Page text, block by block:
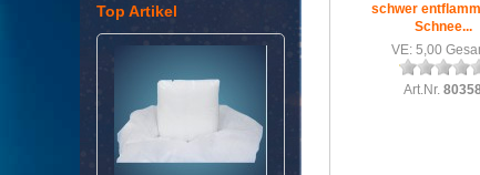
Top Artikel
schwer
Schnee...
VE: 5,00
Art.Nr.